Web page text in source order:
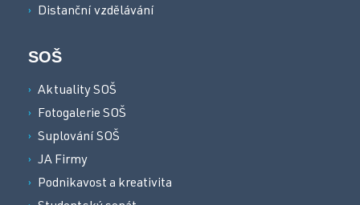
Distanční vzdělávání
SOŠ
Aktuality SOŠ
Fotogalerie SOŠ
Suplování SOŠ
JA Firmy
Podnikavost a kreativita